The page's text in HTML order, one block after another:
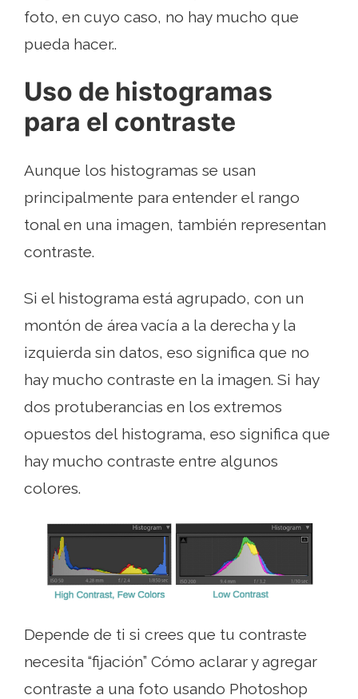
foto, en cuyo caso, no hay mucho que
pueda hacer..
Uso de histogramas
para el contraste
Aunque los histogramas se usan
principalmente para entender el rango
tonal en una imagen, también representan
contraste.
Si el histograma está agrupado, con un
montón de área vacía a la derecha y la
izquierda sin datos, eso significa que no
hay mucho contraste en la imagen. Si hay
dos protuberancias en los extremos
opuestos del histograma, eso significa que
hay mucho contraste entre algunos
colores.
Depende de ti si crees que tu contraste
necesita “fijación” Cómo aclarar y agregar
contraste a una foto usando Photoshop